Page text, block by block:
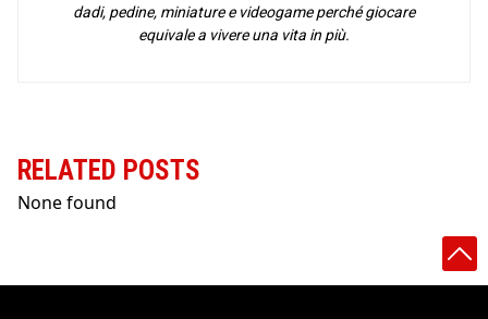
dadi, pedine, miniature e videogame perché giocare
equivale a vivere una vita in più.
RELATED POSTS
None found